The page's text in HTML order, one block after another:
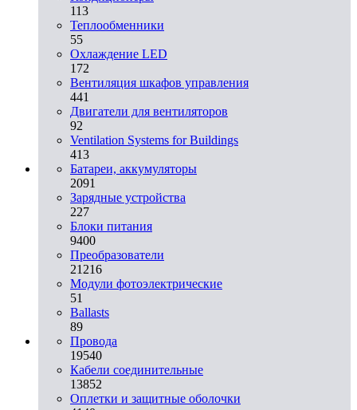
113
Теплообменники
55
Охлаждение LED
172
Вентиляция шкафов управления
441
Двигатели для вентиляторов
92
Ventilation Systems for Buildings
413
Батареи, аккумуляторы
2091
Зарядные устройства
227
Блоки питания
9400
Преобразователи
21216
Модули фотоэлектрические
51
Ballasts
89
Провода
19540
Кабели соединительные
13852
Оплетки и защитные оболочки